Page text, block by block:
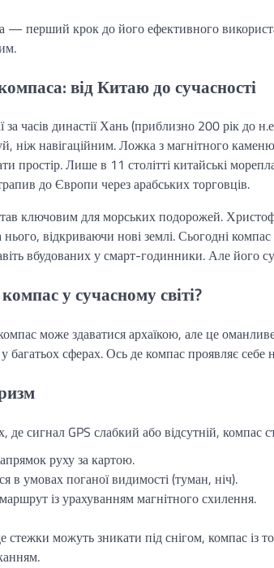
— перший крок до його ефективного
від Китаю до сучасності
часів династії Хань (приблизно 200 рік до
ніж навігаційним. Ложка з магнітного каменю
простір. Лише в 11 столітті китайські
до Європи через арабських торговців.
ключовим для морських подорожей.
відкриваючи нові землі. Сьогодні
вбудованих у смарт-годинники. Але його
у сучасному світі?
може здаватися архаїкою, але це
багатьох сферах. Ось де компас проявляє себе
де сигнал GPS слабкий або відсутній,
руху за картою.
в умовах поганої видимості (туман, ніч).
із урахуванням магнітного схилення.
стежки можуть зникати під снігом, компас